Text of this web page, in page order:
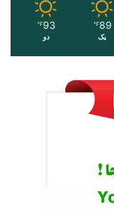
89
℉
یک
93
℉
دو